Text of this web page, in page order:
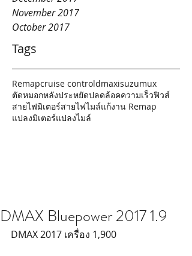
November 2017
October 2017
Tags
Remapcruise controldmaxisuzumux
ตัดหมอกหลังประหยัดปลดล้อคความเร็วฟิวส์
สายไฟมิเตอร์สายไฟไมล์แก้งาน Remap
แปลงมิเตอร์แปลงไมล์
DMAX Bluepower 2017 1.9
DMAX 2017 เครื่อง 1,900